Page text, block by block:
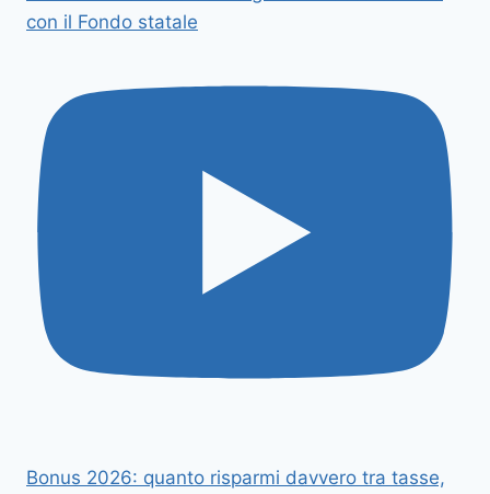
con il Fondo statale
Bonus 2026: quanto risparmi davvero tra tasse,